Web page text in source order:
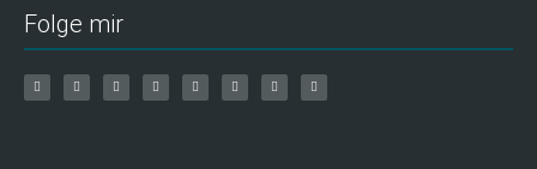
Folge mir